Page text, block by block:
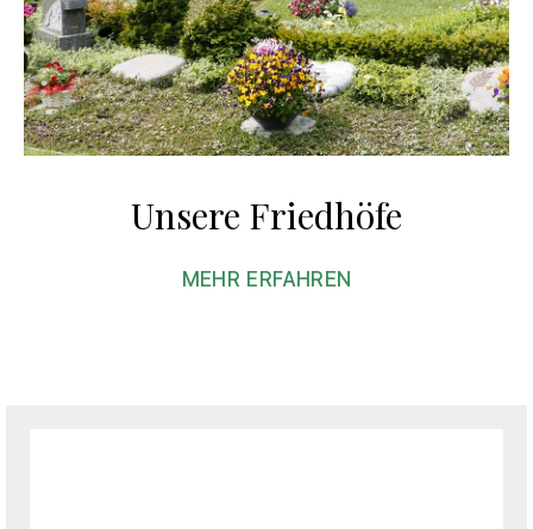
Unsere Friedhöfe
MEHR ERFAHREN